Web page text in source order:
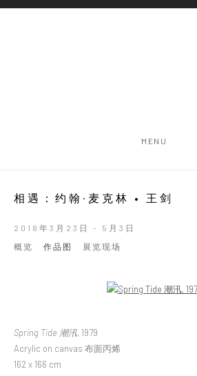
MENU
相遇：约翰·麦克林 • 王剑
2018年3月23日 - 5月3日
概览
作品图 展览现场
Open a larger version of the
Spring Tide 潮汛, 1979
Acrylic on canvas 布面丙烯
162 x 166 cm